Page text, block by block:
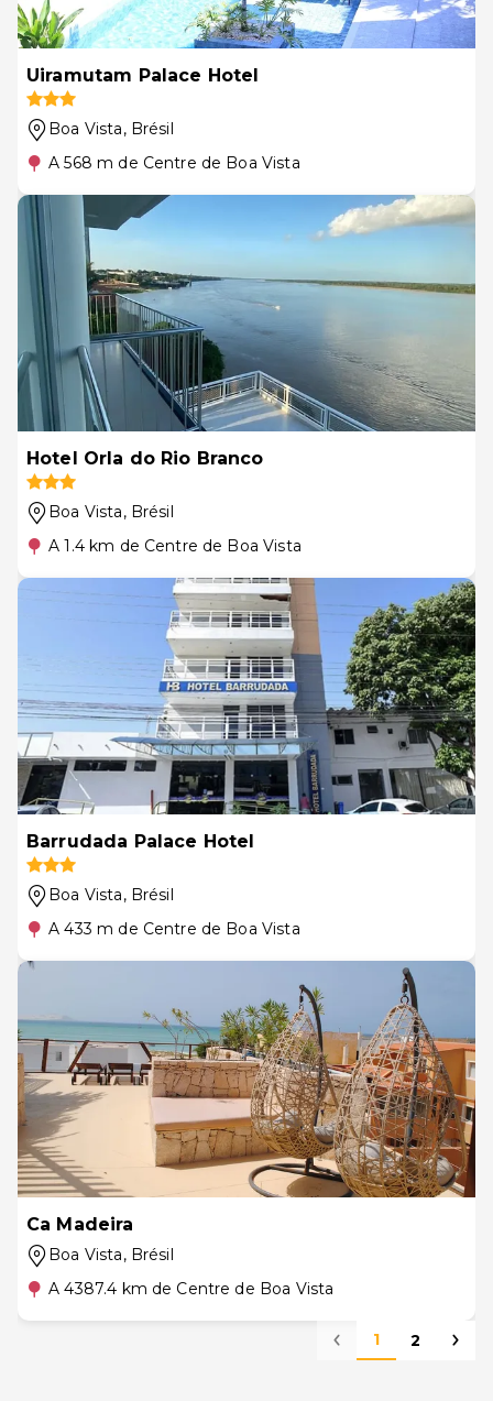
Uiramutam Palace Hotel
Boa Vista, Brésil
A 568 m de Centre de Boa Vista
Hotel Orla do Rio Branco
Boa Vista, Brésil
A 1.4 km de Centre de Boa Vista
Barrudada Palace Hotel
Boa Vista, Brésil
A 433 m de Centre de Boa Vista
Ca Madeira
Boa Vista, Brésil
A 4387.4 km de Centre de Boa Vista
1 2